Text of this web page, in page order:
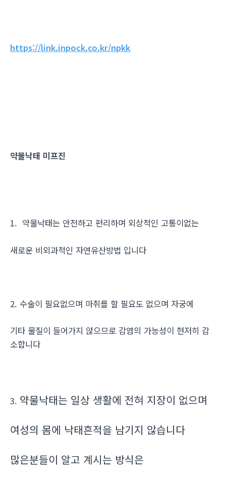
https://link.inpock.co.kr/npkk
약물낙태 미프진
1. 약물낙태는 안전하고 편리하며 외상적인 고통이없는
새로운 비외과적인 자연유산방법 입니다
2. 수술이 필요없으며 마취를 할 필요도 없으며 자궁에
기타 물질이 들어가지 않으므로 감염의 가능성이 현저히 감
소합니다
3. 약물낙태는 일상 생활에 전혀 지장이 없으며
여성의 몸에 낙태흔적을 남기지 않습니다
많은분들이 알고 계시는 방식은